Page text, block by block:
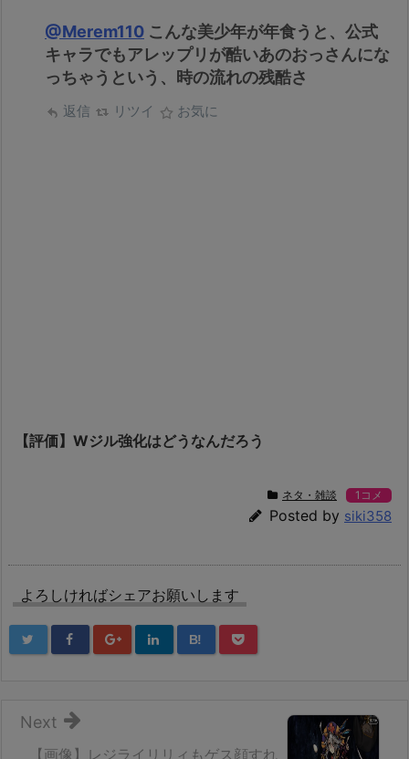
@Merem110 こんな美少年が年食うと、公式
キャラでもアレップリが酷いあのおっさんにな
っちゃうという、時の流れの残酷さ
返信 リツイ お気に
【評価】Wジル強化はどうなんだろう
ネタ・雑談 1コメ
Posted by siki358
よろしければシェアお願いします
B!
【画像】レジライリリィもゲス顔すれ
Next